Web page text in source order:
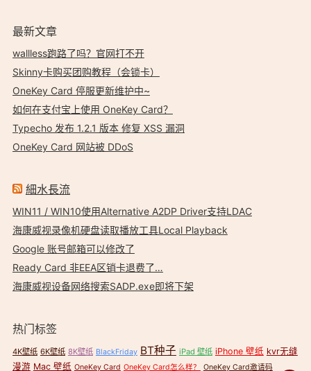
最新文章
wallless跑路了吗？官网打不开
Skinny卡购买团购教程（会锁卡）
OneKey Card 停服更新维护中~
如何在支付宝上使用 OneKey Card？
Typecho 发布 1.2.1 版本 修复 XSS 漏洞
OneKey Card 网站被 DDoS
細水長流
WIN11 / WIN10使用Alternative A2DP Driver支持LDAC
海康威视录像机硬盘读取播放工具Local Playback
Google 账号邮箱可以修改了
Ready Card 非EEA区销卡退费了…
海康威视设备网络搜索SADP.exe即将下架
热门标签
4K壁纸 6K壁纸 8K壁纸 BlackFriday BT种子 iPad 壁纸 iPhone 壁纸 kvr无缝
漫游 Mac 壁纸 OneKey Card OneKey Card怎么样？ OneKey Card邀请码